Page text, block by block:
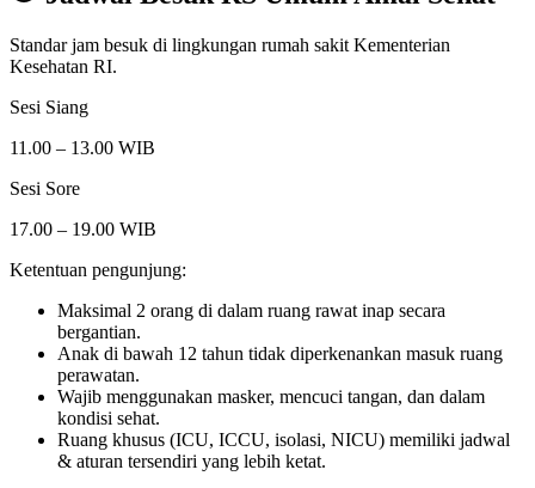
Standar jam besuk di lingkungan rumah sakit Kementerian
Kesehatan RI.
Sesi Siang
11.00 – 13.00 WIB
Sesi Sore
17.00 – 19.00 WIB
Ketentuan pengunjung:
Maksimal 2 orang di dalam ruang rawat inap secara
bergantian.
Anak di bawah 12 tahun tidak diperkenankan masuk ruang
perawatan.
Wajib menggunakan masker, mencuci tangan, dan dalam
kondisi sehat.
Ruang khusus (ICU, ICCU, isolasi, NICU) memiliki jadwal
& aturan tersendiri yang lebih ketat.